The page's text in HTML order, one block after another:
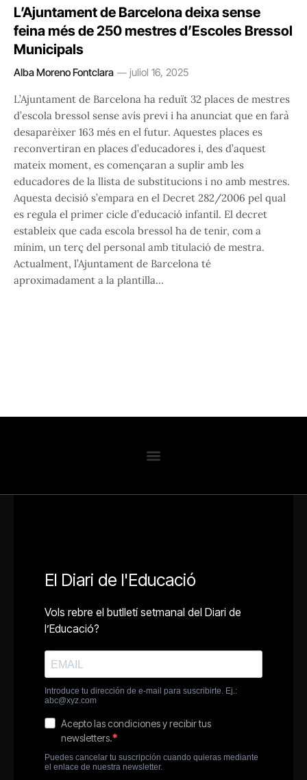
L’Ajuntament de Barcelona deixa sense
feina més de 250 mestres d’Escoles Bressol
Municipals
Alba Moreno Fontclara juliol 16, 2025
L’Ajuntament de Barcelona ha reduït 32 places de mestres
d’escola bressol sense avís previ i ha anunciat que en farà
desaparèixer 163 més en el futur. Aquestes places es
reconvertiran en places d’educadores i, des d’aquest
mateix moment, es començaran a suplir amb les
educadores de la llista de substitucions i no amb mestres.
Aquesta decisió s’empara en el Decret 282/2006 pel qual
es regula el primer cicle d’educació infantil. El decret
estableix que cada escola bressol ha de tenir, com a
mínim, un terç del personal amb titulació de mestra.
Actualment, l’Ajuntament de Barcelona té
aproximadament a la plantilla…